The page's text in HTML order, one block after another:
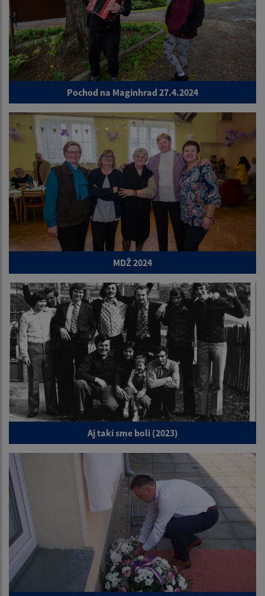
Pochod na Maginhrad 27.4.2024
MDŽ 2024
Aj takí sme boli (2023)